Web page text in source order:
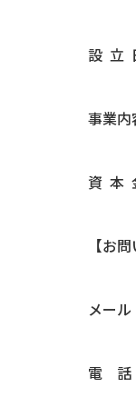
設 立
事業内
資 本
【お
メール
電 話